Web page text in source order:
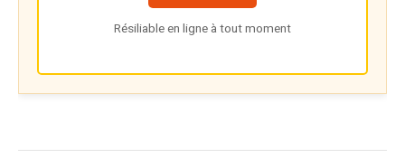
Résiliable en ligne à tout moment